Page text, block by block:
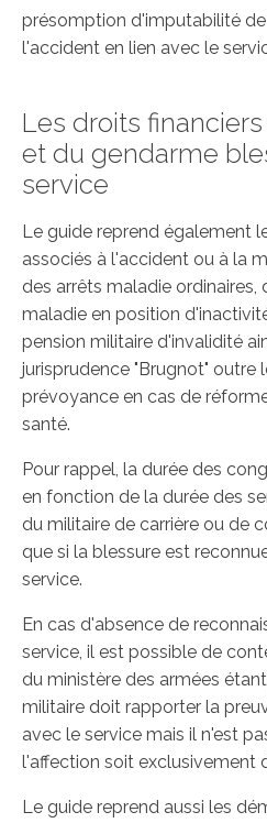
présomption d'imputabilité
l'accident en lien avec le
Les droits
et du gendarme
service
Le guide reprend également
associés à l'accident ou à la
des arrêts maladie ordinaires,
maladie en position
pension militaire d'invalidité
jurisprudence "Brugnot" outre
prévoyance en cas de
santé.
Pour rappel, la durée des
en fonction de la durée des
du militaire de carrière ou de
que si la blessure est
service.
En cas d'absence de
service, il est possible de
du ministère des armées
militaire doit rapporter la
avec le service mais il n'est
l'affection soit exclusivement
Le guide reprend aussi les